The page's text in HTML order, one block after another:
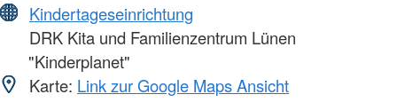
Kindertageseinrichtung
DRK Kita und Familienzentrum Lünen
"Kinderplanet"
Karte: Link zur Google Maps Ansicht